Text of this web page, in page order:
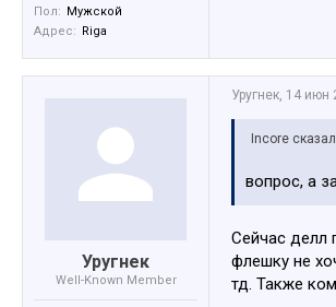
Пол: Мужской
Адрес: Riga
Уругнек
Well-Known Member
Уругнек, 14 июн
Incore
вопрос, а
Сейчас делл
флешку не
тд. Также